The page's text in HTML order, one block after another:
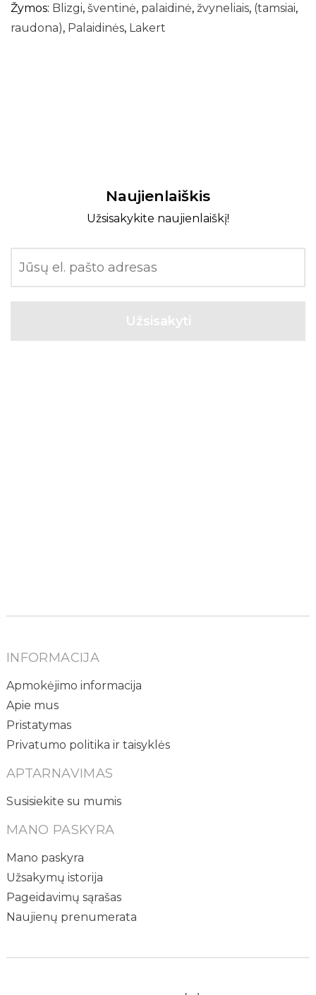
Žymos: Blizgi, šventinė, palaidinė, žvyneliais, (tamsiai,
raudona), Palaidinės, Lakert
Naujienlaiškis
Užsisakykite naujienlaiškį!
INFORMACIJA
Apmokėjimo informacija
Apie mus
Pristatymas
Privatumo politika ir taisyklės
APTARNAVIMAS
Susisiekite su mumis
MANO PASKYRA
Mano paskyra
Užsakymų istorija
Pageidavimų sąrašas
Naujienų prenumerata